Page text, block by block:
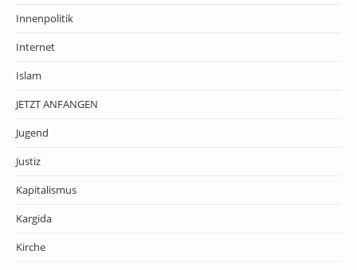
Innenpolitik
Internet
Islam
JETZT ANFANGEN
Jugend
Justiz
Kapitalismus
Kargida
Kirche